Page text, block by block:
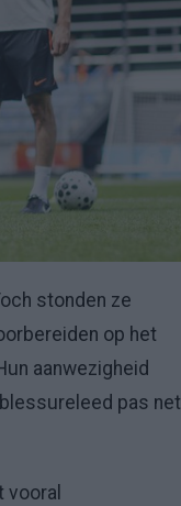
stonden ze
op het
aanwezigheid
pas net